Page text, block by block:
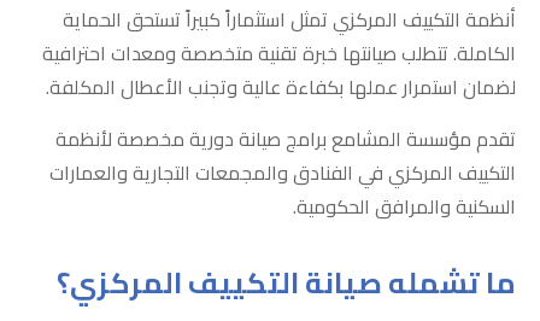
أنظمة التكييف المركزي تمثل استثماراً كبيراً تستحق الحماية
الكاملة. تتطلب صيانتها خبرة تقنية متخصصة ومعدات احترافية
لضمان استمرار عملها بكفاءة عالية وتجنب الأعطال المكلفة.
تقدم مؤسسة المشامع برامج صيانة دورية مخصصة لأنظمة
التكييف المركزي في الفنادق والمجمعات التجارية والعمارات
السكنية والمرافق الحكومية.
ما تشمله صيانة التكييف المركزي؟